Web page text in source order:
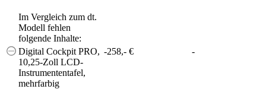
Im Vergleich zum dt.
Modell fehlen
folgende Inhalte:
Digital Cockpit PRO,
10,25-Zoll LCD-
Instrumententafel,
mehrfarbig
-258,- € -